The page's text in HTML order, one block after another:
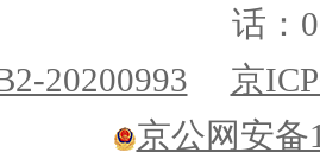
话：
20200993
京
京公网安备